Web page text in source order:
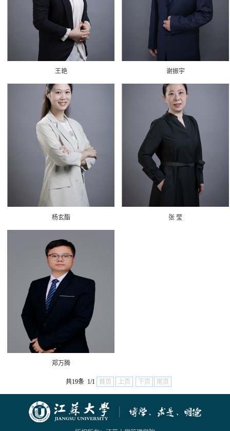
王艳 谢振宇
杨玄酯 张 莹
郑万腾
共19条 1/1 首页 上页 下页 尾页